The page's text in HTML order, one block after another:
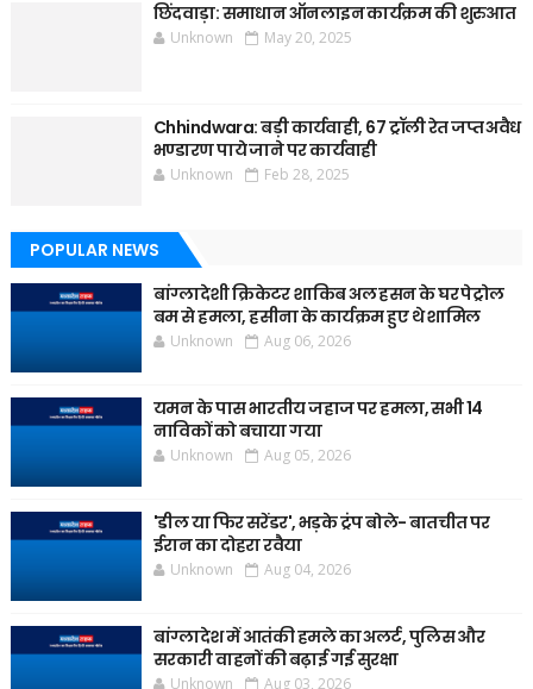
छिंदवाड़ा: समाधान ऑनलाइन कार्यक्रम की शुरुआत
Unknown May 20, 2025
Chhindwara: बड़ी कार्यवाही, 67 ट्रॉली रेत जप्त अवैध
भण्डारण पाये जाने पर कार्यवाही
Unknown Feb 28, 2025
POPULAR NEWS
बांग्लादेशी क्रिकेटर शाकिब अल हसन के घर पेट्रोल
बम से हमला, हसीना के कार्यक्रम हुए थे शामिल
Unknown Aug 06, 2026
यमन के पास भारतीय जहाज पर हमला, सभी 14
नाविकों को बचाया गया
Unknown Aug 05, 2026
'डील या फिर सरेंडर', भड़के ट्रंप बोले- बातचीत पर
ईरान का दोहरा रवैया
Unknown Aug 04, 2026
बांग्लादेश में आतंकी हमले का अलर्ट, पुलिस और
सरकारी वाहनों की बढ़ाई गई सुरक्षा
Unknown Aug 03, 2026